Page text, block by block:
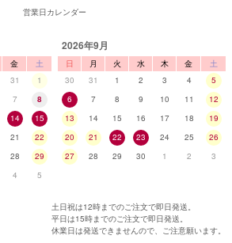
営業日カレンダー
金
土
31
1
7
8
14
15
21
22
28
29
4 5
2026年9月
日 月 火 水 木 金
土
30
31 1 2 3 4
5
6
7 8 9 10 11
12
13
14 15 16 17 18
19
20
21 22 23 24 25
26
27
28 29 30 1 2 3
土日祝は12時までのご注文で即日発送。
平日は15時までのご注文で即日発送。
休業日は発送できませんので、ご注意願います。